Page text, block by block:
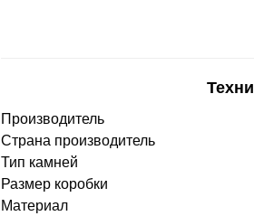
Производитель
Страна производитель
Тип камней
Размер коробки
Материал